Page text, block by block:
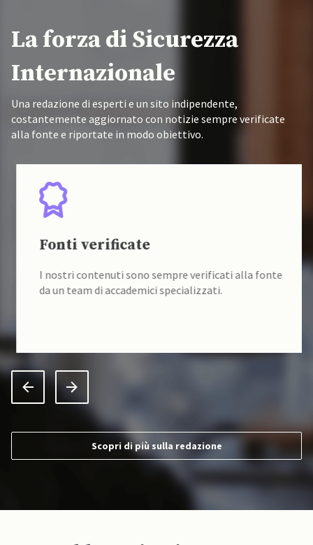
La forza di Sicurezza
Internazionale
Una redazione di esperti e un sito indipendente,
costantemente aggiornato con notizie sempre verificate
alla fonte e riportate in modo obiettivo.
Fonti verificate
I nostri contenuti sono sempre verificati alla fonte
da un team di accademici specializzati.
Scopri di più sulla redazione